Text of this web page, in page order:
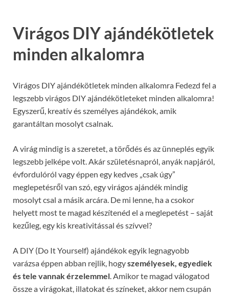
Virágos DIY ajándékötletek
minden alkalomra
Virágos DIY ajándékötletek minden alkalomra Fedezd fel a
legszebb virágos DIY ajándékötleteket minden alkalomra!
Egyszerű, kreatív és személyes ajándékok, amik
garantáltan mosolyt csalnak.
A virág mindig is a szeretet, a törődés és az ünneplés egyik
legszebb jelképe volt. Akár születésnapról, anyák napjáról,
évfordulóról vagy éppen egy kedves „csak úgy”
meglepetésről van szó, egy virágos ajándék mindig
mosolyt csal a másik arcára. De mi lenne, ha a csokor
helyett most te magad készítenéd el a meglepetést – saját
kezűleg, egy kis kreativitással és szívvel?
A DIY (Do It Yourself) ajándékok egyik legnagyobb
varázsa éppen abban rejlik, hogyszemélyesek, egyediek
és tele vannak érzelemmel. Amikor te magad válogatod
össze a virágokat, illatokat és színeket, akkor nem csupán